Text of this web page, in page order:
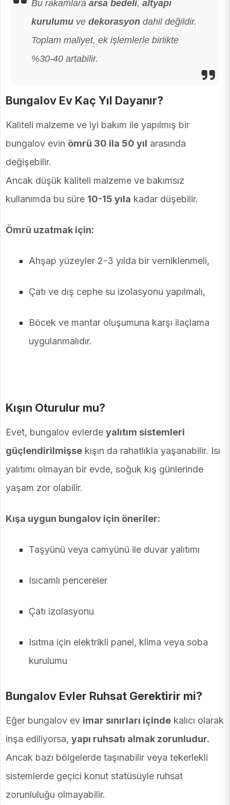
Bu rakamlara arsa bedeli, altyapı
kurulumu ve dekorasyon dahil değildir.
Toplam maliyet, ek işlemlerle birlikte
%30-40 artabilir.
Bungalov Ev Kaç Yıl Dayanır?
Kaliteli malzeme ve iyi bakım ile yapılmış bir
bungalov evin ömrü 30 ila 50 yıl arasında
değişebilir.
Ancak düşük kaliteli malzeme ve bakımsız
kullanımda bu süre 10-15 yıla kadar düşebilir.
Ömrü uzatmak için:
Ahşap yüzeyler 2-3 yılda bir verniklenmeli,
Çatı ve dış cephe su izolasyonu yapılmalı,
Böcek ve mantar oluşumuna karşı ilaçlama
uygulanmalıdır.
Kışın Oturulur mu?
Evet, bungalov evlerde yalıtım sistemleri
güçlendirilmişse kışın da rahatlıkla yaşanabilir. Isı
yalıtımı olmayan bir evde, soğuk kış günlerinde
yaşam zor olabilir.
Kışa uygun bungalov için öneriler:
Taşyünü veya camyünü ile duvar yalıtımı
Isıcamlı pencereler
Çatı izolasyonu
Isıtma için elektrikli panel, klima veya soba
kurulumu
Bungalov Evler Ruhsat Gerektirir mi?
Eğer bungalov ev imar sınırları içinde kalıcı olarak
inşa ediliyorsa, yapı ruhsatı almak zorunludur.
Ancak bazı bölgelerde taşınabilir veya tekerlekli
sistemlerde geçici konut statüsüyle ruhsat
zorunluluğu olmayabilir.